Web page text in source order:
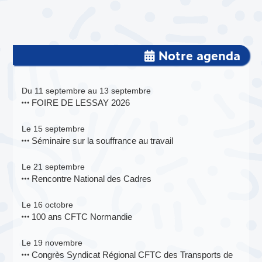
Notre agenda
Du 11 septembre au 13 septembre
FOIRE DE LESSAY 2026
Le 15 septembre
Séminaire sur la souffrance au travail
Le 21 septembre
Rencontre National des Cadres
Le 16 octobre
100 ans CFTC Normandie
Le 19 novembre
Congrès Syndicat Régional CFTC des Transports de